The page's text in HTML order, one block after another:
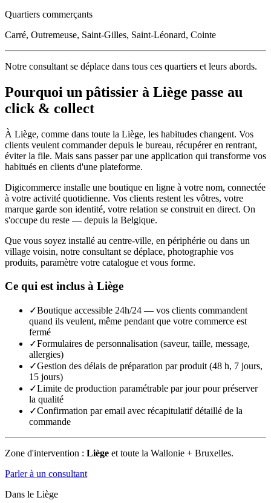
Quartiers commerçants
Carré, Outremeuse, Saint-Gilles, Saint-Léonard, Cointe
Notre consultant se déplace dans tous ces quartiers et leurs abords.
Pourquoi un pâtissier à Liège passe au
click & collect
À Liège, comme dans toute la Liège, les habitudes changent. Vos
clients veulent commander depuis le bureau, récupérer en rentrant,
éviter la file. Mais sans passer par une application qui transforme vos
habitués en clients d'une plateforme.
Digicommerce installe une boutique en ligne à votre nom, connectée
à votre activité quotidienne. Vos clients restent les vôtres, votre
marque garde son identité, votre relation se construit en direct. On
s'occupe du reste — depuis la Belgique.
Que vous soyez installé au centre-ville, en périphérie ou dans un
village voisin, notre consultant se déplace, photographie vos
produits, paramètre votre catalogue et vous forme.
Ce qui est inclus à Liège
✓Boutique accessible 24h/24 — vos clients commandent
quand ils veulent, même pendant que votre commerce est
fermé
✓Formulaires de personnalisation (saveur, taille, message,
allergies)
✓Gestion des délais de préparation par produit (48 h, 7 jours,
15 jours)
✓Limite de production paramétrable par jour pour préserver
la qualité
✓Confirmation par email avec récapitulatif détaillé de la
commande
Zone d'intervention : Liège et toute la Wallonie + Bruxelles.
Parler à un consultant
Dans le Liège